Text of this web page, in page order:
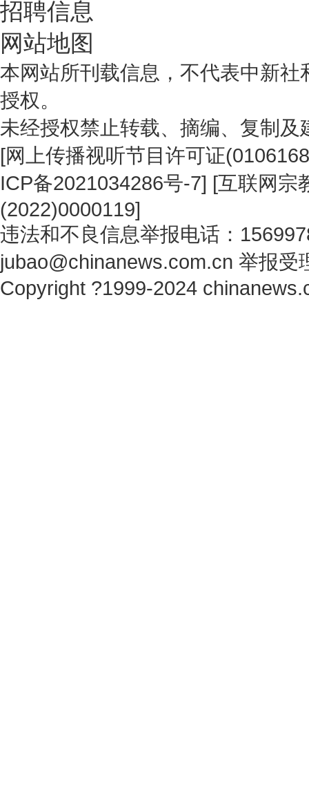
招聘信息
网站地图
本网站所刊载信息，不代表中新
授权。
未经授权禁止转载、摘编、复制
[网上传播视听节目许可证
ICP备2021034286号-7] [互联网宗
(2022)0000119]
违法和不良信息举报电话：
jubao@chinanews.com.cn 举报受
Copyright ?1999-2024